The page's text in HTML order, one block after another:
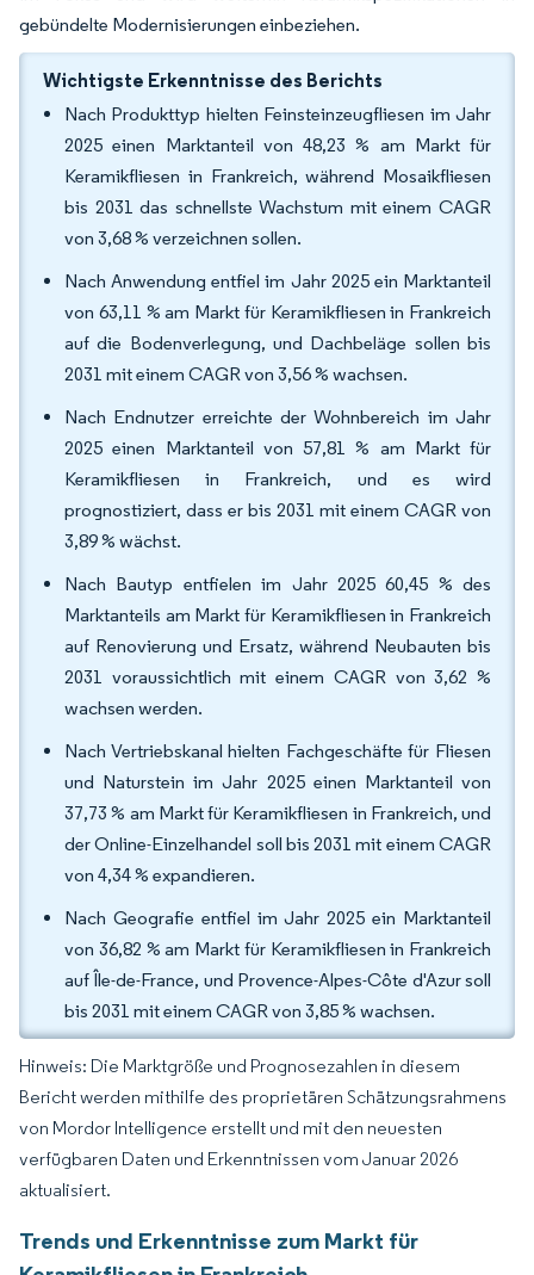
gebündelte Modernisierungen einbeziehen.
Wichtigste Erkenntnisse des Berichts
Nach Produkttyp hielten Feinsteinzeugfliesen im Jahr
2025 einen Marktanteil von 48,23 % am Markt für
Keramikfliesen in Frankreich, während Mosaikfliesen
bis 2031 das schnellste Wachstum mit einem CAGR
von 3,68 % verzeichnen sollen.
Nach Anwendung entfiel im Jahr 2025 ein Marktanteil
von 63,11 % am Markt für Keramikfliesen in Frankreich
auf die Bodenverlegung, und Dachbeläge sollen bis
2031 mit einem CAGR von 3,56 % wachsen.
Nach Endnutzer erreichte der Wohnbereich im Jahr
2025 einen Marktanteil von 57,81 % am Markt für
Keramikfliesen in Frankreich, und es wird
prognostiziert, dass er bis 2031 mit einem CAGR von
3,89 % wächst.
Nach Bautyp entfielen im Jahr 2025 60,45 % des
Marktanteils am Markt für Keramikfliesen in Frankreich
auf Renovierung und Ersatz, während Neubauten bis
2031 voraussichtlich mit einem CAGR von 3,62 %
wachsen werden.
Nach Vertriebskanal hielten Fachgeschäfte für Fliesen
und Naturstein im Jahr 2025 einen Marktanteil von
37,73 % am Markt für Keramikfliesen in Frankreich, und
der Online-Einzelhandel soll bis 2031 mit einem CAGR
von 4,34 % expandieren.
Nach Geografie entfiel im Jahr 2025 ein Marktanteil
von 36,82 % am Markt für Keramikfliesen in Frankreich
auf Île-de-France, und Provence-Alpes-Côte d'Azur soll
bis 2031 mit einem CAGR von 3,85 % wachsen.
Hinweis: Die Marktgröße und Prognosezahlen in diesem
Bericht werden mithilfe des proprietären Schätzungsrahmens
von Mordor Intelligence erstellt und mit den neuesten
verfügbaren Daten und Erkenntnissen vom Januar 2026
aktualisiert.
Trends und Erkenntnisse zum Markt für